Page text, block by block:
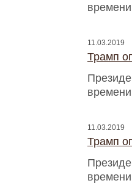
времени
11.03.2019
Трамп
времени
11.03.2019
Трамп
времени